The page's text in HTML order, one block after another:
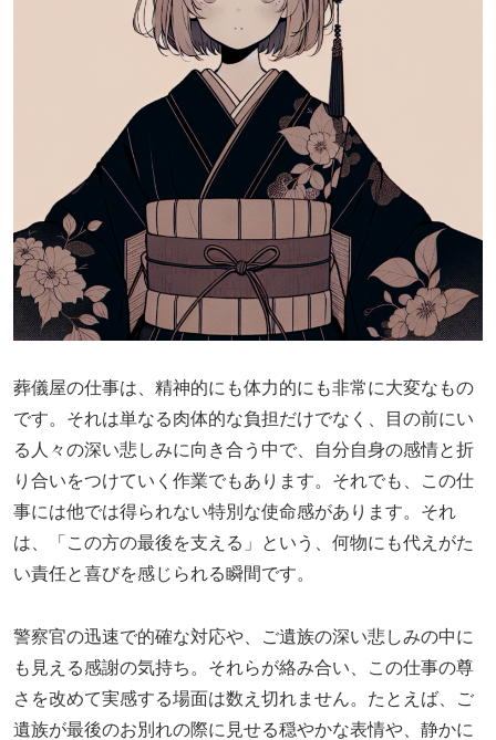
葬儀屋の仕事は、精神的にも体力的にも非常に大変なもの
です。それは単なる肉体的な負担だけでなく、目の前にい
る人々の深い悲しみに向き合う中で、自分自身の感情と折
り合いをつけていく作業でもあります。それでも、この仕
事には他では得られない特別な使命感があります。それ
は、「この方の最後を支える」という、何物にも代えがた
い責任と喜びを感じられる瞬間です。
警察官の迅速で的確な対応や、ご遺族の深い悲しみの中に
も見える感謝の気持ち。それらが絡み合い、この仕事の尊
さを改めて実感する場面は数え切れません。たとえば、ご
遺族が最後のお別れの際に見せる穏やかな表情や、静かに